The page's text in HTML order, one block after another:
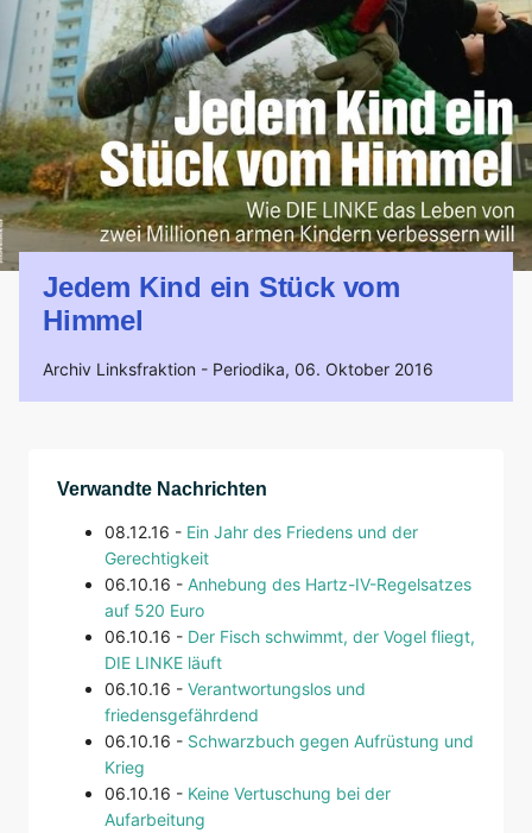
Jedem Kind ein Stück vom
Himmel
Archiv Linksfraktion - Periodika, 06. Oktober 2016
Verwandte Nachrichten
08.12.16 - Ein Jahr des Friedens und der
Gerechtigkeit
06.10.16 - Anhebung des Hartz-IV-Regelsatzes
auf 520 Euro
06.10.16 - Der Fisch schwimmt, der Vogel fliegt,
DIE LINKE läuft
06.10.16 - Verantwortungslos und
friedensgefährdend
06.10.16 - Schwarzbuch gegen Aufrüstung und
Krieg
06.10.16 - Keine Vertuschung bei der
Aufarbeitung